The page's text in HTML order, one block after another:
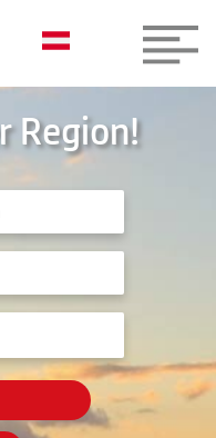
Region!